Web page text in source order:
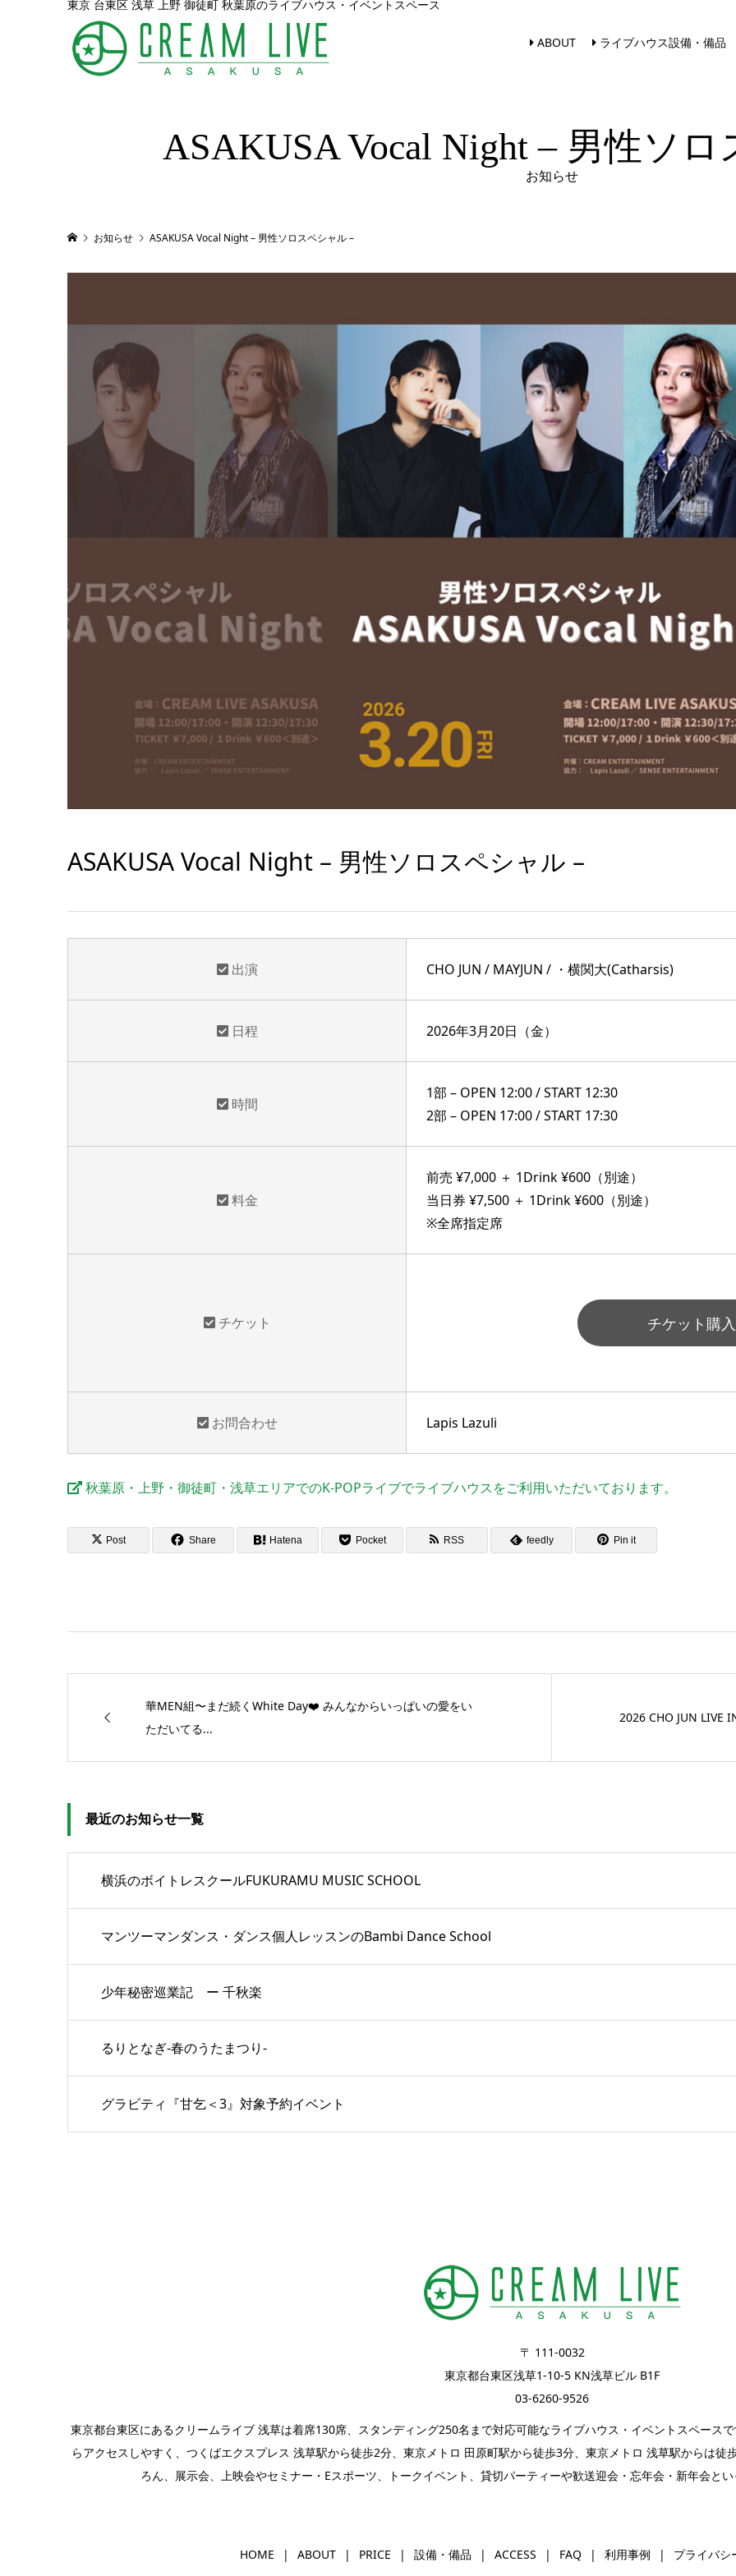
東京 台東区 浅草 上野 御徒町 秋葉原のライブハウス・イベントスペース
ABOUT ライブハウス設備・備品
ASAKUSA Vocal Night – 男性ソ
お知らせ
お知らせ ASAKUSA Vocal Night – 男性ソロスペシャル –
ASAKUSA Vocal Night – 男性ソロスペシャル –
出演 CHO JUN / MAYJUN / ・横関大(Catharsis)
日程 2026年3月20日（金）
時間
1部 – OPEN 12:00 / START 12:30
2部 – OPEN 17:00 / START 17:30
料金
前売 ¥7,000 ＋ 1Drink ¥600（別途）
当日券 ¥7,500 ＋ 1Drink ¥600（別途）
※全席指定席
チケット チケット購
お問合わせ Lapis Lazuli
秋葉原・上野・御徒町・浅草エリアでのK-POPライブでライブハウスをご利用いただいております。
Post Share Hatena Pocket RSS feedly Pin it
華MEN組〜まだ続くWhite Day❤️ みんなからいっぱいの愛をい
ただいてる...
2026 CHO JUN LIVE
最近のお知らせ一覧
横浜のボイトレスクールFUKURAMU MUSIC SCHOOL
マンツーマンダンス・ダンス個人レッスンのBambi Dance School
少年秘密巡業記 ー 千秋楽
るりとなぎ-春のうたまつり-
グラビティ『甘乞＜3』対象予約イベント
〒 111-0032
東京都台東区浅草1-10-5 KN浅草ビル B1F
03-6260-9526
東京都台東区にあるクリームライブ 浅草は着席130席、スタンディング250名まで対応可能なライブハウス・イベントスペース
らアクセスしやすく、つくばエクスプレス 浅草駅から徒歩2分、東京メトロ 田原町駅から徒歩3分、東京メトロ 浅草駅からは徒
ろん、 展示会、上映会やセミナー・ Eスポーツ、 トークイベント 、 貸切パーティーや歓送迎会・忘年会・新年会と
HOME ABOUT PRICE 設備・備品 ACCESS FAQ 利用事例 プライバシ